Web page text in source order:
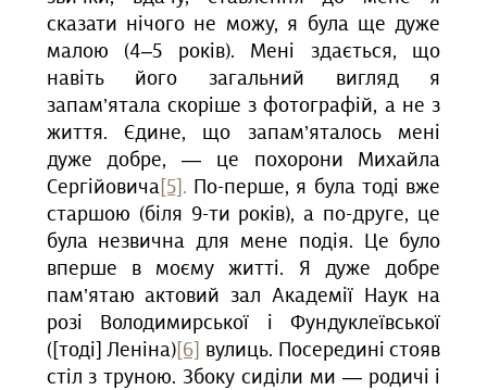
сказати нічого не можу, я була ще дуже
малою (4–5 років). Мені здається, що
навіть його загальний вигляд я
запам’ятала скоріше з фотографій, а не з
життя. Єдине, що запам’яталось мені
дуже добре, — це похорони Михайла
Сергійовича[5] . По-перше, я була тоді вже
старшою (біля 9-ти років), а по-друге, це
була незвична для мене подія. Це було
вперше в моєму житті. Я дуже добре
пам’ятаю актовий зал Академії Наук на
розі Володимирської і Фундуклеївської
([тоді] Леніна) [6]
вулиць. Посередині стояв
стіл з труною. Збоку сиділи ми — родичі і